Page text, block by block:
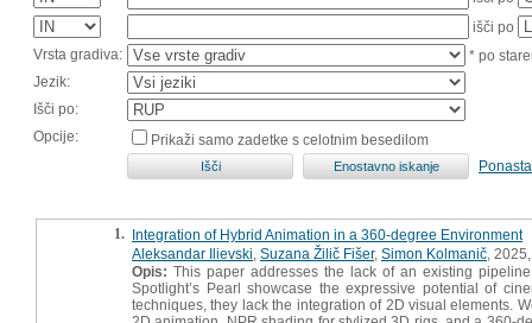
išči po
Vrsta gradiva:
* po
Jezik:
Išči po:
Opcije:
Prikaži samo zadetke s celotnim besedilom
1. Integration of Hybrid Animation in a 360-degree Environment
Aleksandar Ilievski Suzana Žilič Fišer, Simon Kolmanič ,
Opis: This paper addresses the lack of an existing
Spotlight’s Pearl showcase the expressive potential of
techniques, they lack the integration of 2D visual elements.